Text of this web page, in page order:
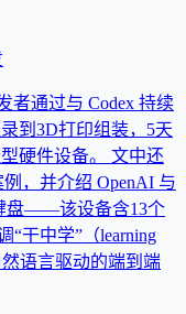
者通过与 Codex 持续
到3D打印组装，5天
硬件设备。 文中还
，并介绍 OpenAI 与
盘——该设备含13个
“干中学”（learning
语言驱动的端到端